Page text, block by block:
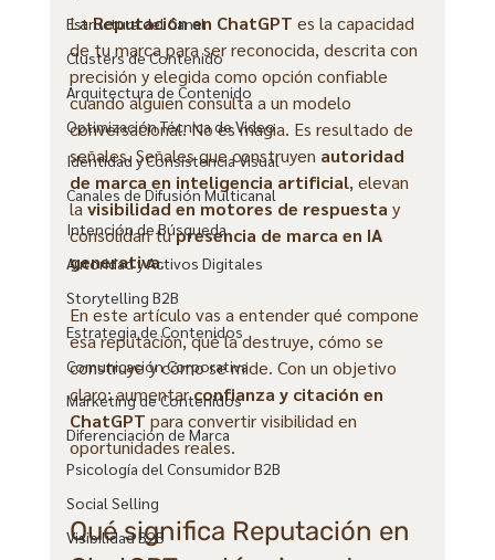
Estructura del Canal
Clusters de Contenido
Arquitectura de Contenido
Optimización Técnica de Video
Identidad y Consistencia Visual
Canales de Difusión Multicanal
Intención de Búsqueda
Autoridad y Activos Digitales
Storytelling B2B
Estrategia de Contenidos
Comunicación Corporativa
Marketing de Contenidos
Diferenciación de Marca
Psicología del Consumidor B2B
Social Selling
Visibilidad B2B
La Reputación en ChatGPT es la capacidad
de tu marca para ser reconocida, descrita con
precisión y elegida como opción confiable
cuando alguien consulta a un modelo
conversacional. No es magia. Es resultado de
señales. Señales que construyen autoridad
de marca en inteligencia artificial, elevan
la visibilidad en motores de respuesta y
consolidan tu presencia de marca en IA
generativa.
En este artículo vas a entender qué compone
esa reputación, qué la destruye, cómo se
construye y cómo se mide. Con un objetivo
claro: aumentar confianza y citación en
ChatGPT para convertir visibilidad en
oportunidades reales.
Qué significa Reputación en